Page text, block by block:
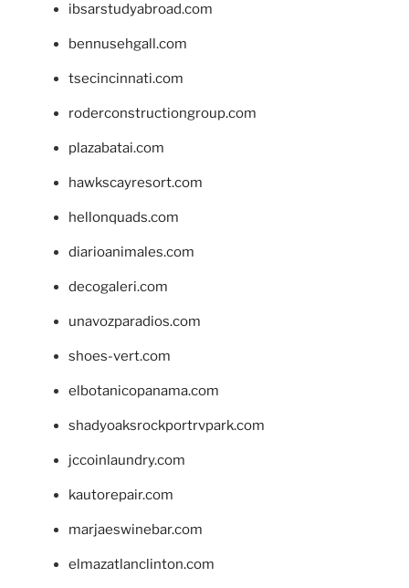
ibsarstudyabroad.com
bennusehgall.com
tsecincinnati.com
roderconstructiongroup.com
plazabatai.com
hawkscayresort.com
hellonquads.com
diarioanimales.com
decogaleri.com
unavozparadios.com
shoes-vert.com
elbotanicopanama.com
shadyoaksrockportrvpark.com
jccoinlaundry.com
kautorepair.com
marjaeswinebar.com
elmazatlanclinton.com